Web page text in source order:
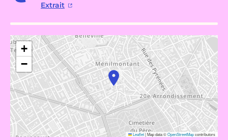
Extrait
+
−
Leaflet|Map data ©OpenStreetMapcontributors